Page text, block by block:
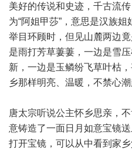
美好的传说和史迹，千古流
为“阿姐甲莎”，意思是汉族
举目环顾时，但见山麓两边
是雨打芳草萋萋，一边是雪
新，一边是玉鳞纷飞草叶枯
乡那样明亮、温暖，不禁心
唐太宗听说公主怀乡思亲，
意铸造了一面日月如意宝镜
打开宝镜，可以从中看到家